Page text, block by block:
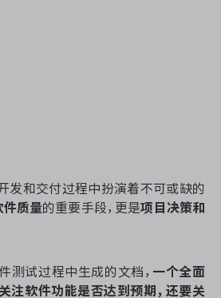
发和交付过程中扮演着不可或缺的
件质量的重要手段，更是项目决策和
测试过程中生成的文档， 一个全面
注软件功能是否达到预期，还要关